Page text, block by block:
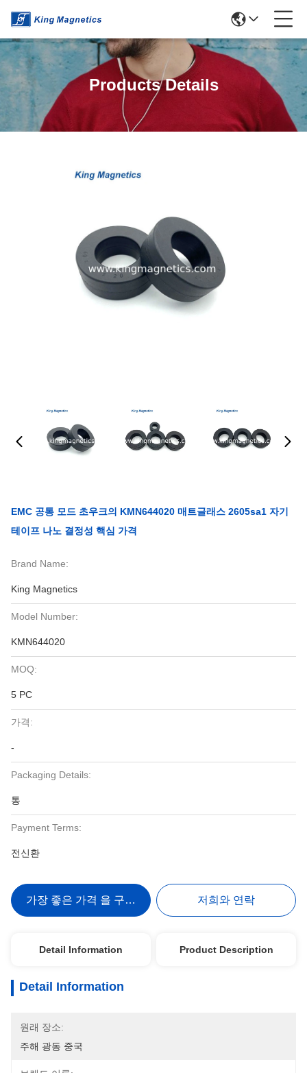
Products Details
EMC 공통 모드 초우크의 KMN644020 매트글래스 2605sa1 자기
테이프 나노 결정성 핵심 가격
Brand Name:
King Magnetics
Model Number:
KMN644020
MOQ:
5 PC
가격:
-
Packaging Details:
통
Payment Terms:
전신환
가장 좋은 가격 을 구하라 저희와 연락
Detail Information Product Description
Detail Information
원래 장소:
주해 광동 중국